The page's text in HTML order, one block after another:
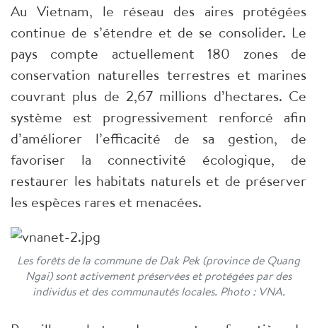
Au Vietnam, le réseau des aires protégées
continue de s’étendre et de se consolider. Le
pays compte actuellement 180 zones de
conservation naturelles terrestres et marines
couvrant plus de 2,67 millions d’hectares. Ce
système est progressivement renforcé afin
d’améliorer l’efficacité de sa gestion, de
favoriser la connectivité écologique, de
restaurer les habitats naturels et de préserver
les espèces rares et menacées.
Les forêts de la commune de Dak Pek (province de Quang
Ngai) sont activement préservées et protégées par des
individus et des communautés locales. Photo : VNA.